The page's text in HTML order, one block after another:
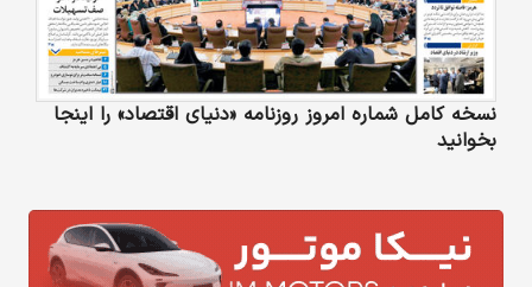
نسخه کامل شماره امروز روزنامه «دنیای‌ اقتصاد» را اینجا
بخوانید